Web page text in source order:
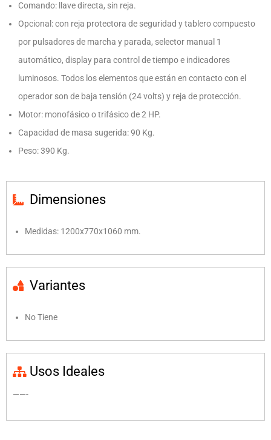
Comando: llave directa, sin reja.
Opcional: con reja protectora de seguridad y tablero compuesto
por pulsadores de marcha y parada, selector manual 1
automático, display para control de tiempo e indicadores
luminosos. Todos los elementos que están en contacto con el
operador son de baja tensión (24 volts) y reja de protección.
Motor: monofásico o trifásico de 2 HP.
Capacidad de masa sugerida: 90 Kg.
Peso: 390 Kg.
Dimensiones
Medidas: 1200x770x1060 mm.
Variantes
No Tiene
Usos Ideales
——-